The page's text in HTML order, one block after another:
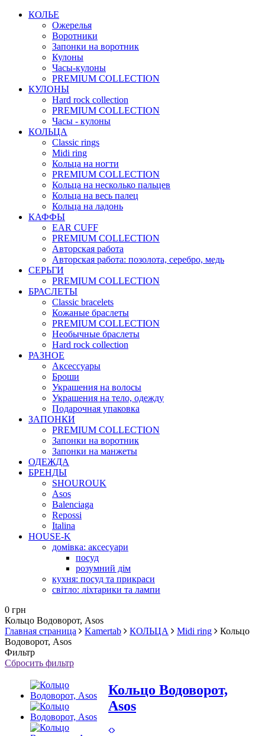
КОЛЬЕ
Ожерелья
Воротники
Запонки на воротник
Кулоны
Часы-кулоны
PREMIUM COLLECTION
КУЛОНЫ
Hard rock collection
PREMIUM COLLECTION
Часы - кулоны
КОЛЬЦА
Classic rings
Midi ring
Кольца на ногти
PREMIUM COLLECTION
Кольца на несколько пальцев
Кольца на весь палец
Кольца на ладонь
КАФФЫ
EAR CUFF
PREMIUM COLLECTION
Авторская работа
Авторская работа: позолота, серебро, медь
СЕРЬГИ
PREMIUM COLLECTION
БРАСЛЕТЫ
Classic bracelets
Кожаные браслеты
PREMIUM COLLECTION
Необычные браслеты
Hard rock collection
РАЗНОЕ
Аксессуары
Броши
Украшения на волосы
Украшения на тело, одежду
Подарочная упаковка
ЗАПОНКИ
PREMIUM COLLECTION
Запонки на воротник
Запонки на манжеты
ОДЕЖДА
БРЕНДЫ
SHOUROUK
Asos
Balenciaga
Repossi
Italina
HOUSE-K
домівка: аксесуари
посуд
розумний дім
кухня: посуд та прикраси
світло: ліхтарики та лампи
0 грн
Кольцо Водоворот, Asos
Главная страница
Kamertab КОЛЬЦА Midi ring
Кольцо
Водоворот, Asos
Фильтр
Сбросить фильтр
Кольцо Водоворот,
Asos